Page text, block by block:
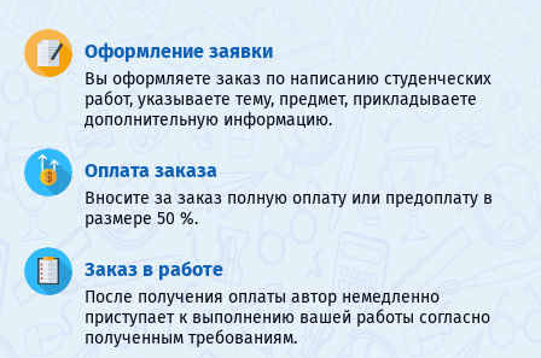
Оформление заявки
Вы оформляете заказ по написанию студенческих
работ, указываете тему, предмет, прикладываете
дополнительную информацию.
Оплата заказа
Вносите за заказ полную оплату или предоплату в
размере 50 %.
Заказ в работе
После получения оплаты автор немедленно
приступает к выполнению вашей работы согласно
полученным требованиям.